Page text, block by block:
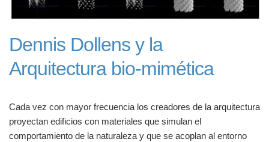
Dennis Dollens y la
Arquitectura bio-mimética
Cada vez con mayor frecuencia los creadores de la arquitectura
proyectan edificios con materiales que simulan el
comportamiento de la naturaleza y que se acoplan al entorno